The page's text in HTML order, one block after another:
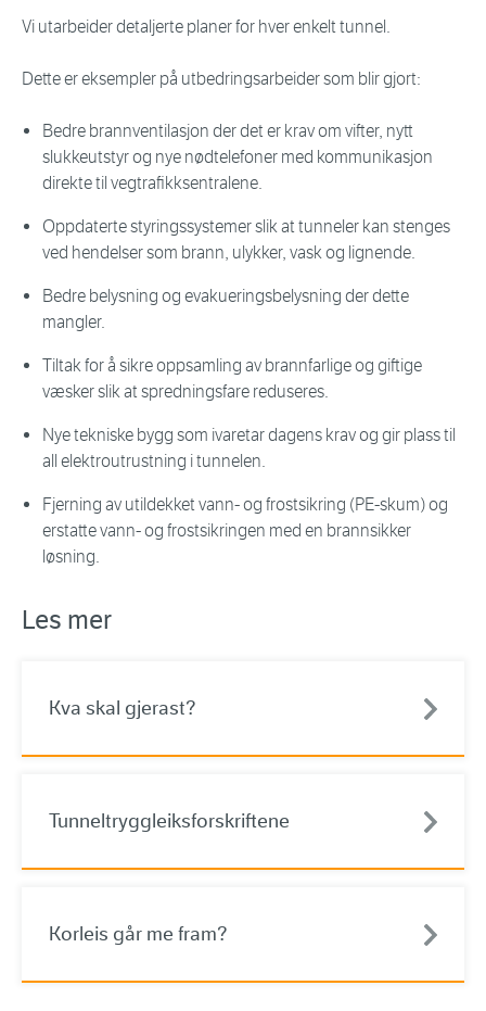
Vi utarbeider detaljerte planer for hver enkelt tunnel.
Dette er eksempler på utbedringsarbeider som blir gjort:
Bedre brannventilasjon der det er krav om vifter, nytt
slukkeutstyr og nye nødtelefoner med kommunikasjon
direkte til vegtrafikksentralene.
Oppdaterte styringssystemer slik at tunneler kan stenges
ved hendelser som brann, ulykker, vask og lignende.
Bedre belysning og evakueringsbelysning der dette
mangler.
Tiltak for å sikre oppsamling av brannfarlige og giftige
væsker slik at spredningsfare reduseres.
Nye tekniske bygg som ivaretar dagens krav og gir plass til
all elektroutrustning i tunnelen.
Fjerning av utildekket vann- og frostsikring (PE-skum) og
erstatte vann- og frostsikringen med en brannsikker
løsning.
Les mer
Kva skal gjerast?
Tunneltryggleiksforskriftene
Korleis går me fram?